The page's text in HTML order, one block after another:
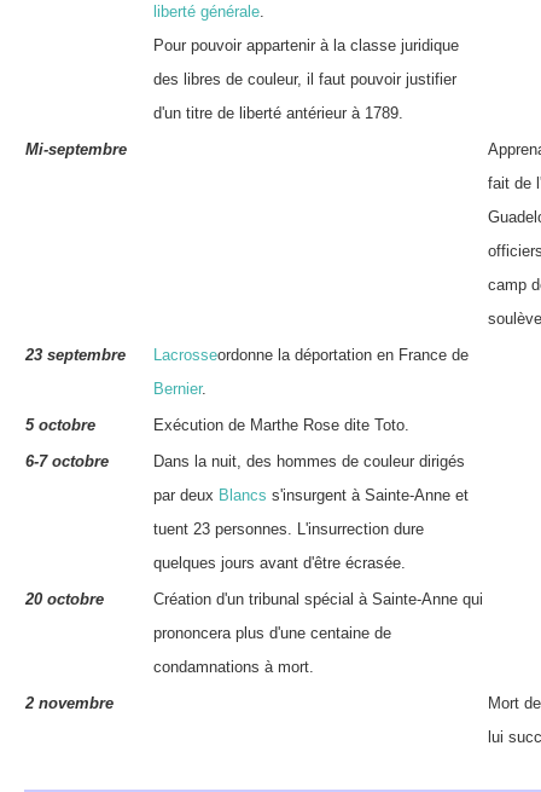
liberté générale
Pour pouvoir appartenir à la classe juridique
des libres de couleur, il faut pouvoir justifier
d'un titre de liberté antérieur à 1789.
Mi-septembre
fait de
camp
23 septembre
Lacrosseordonne la déportation en France de
Bernier.
5 octobre
Exécution de Marthe Rose dite Toto.
6-7 octobre
Dans la nuit, des hommes de couleur dirigés
par deux Blancs s'insurgent à Sainte-Anne et
tuent 23 personnes. L'insurrection dure
quelques jours avant d'être écrasée.
20 octobre
Création d'un tribunal spécial à Sainte-Anne qui
prononcera plus d'une centaine de
condamnations à mort.
2 novembre
Mort
lui